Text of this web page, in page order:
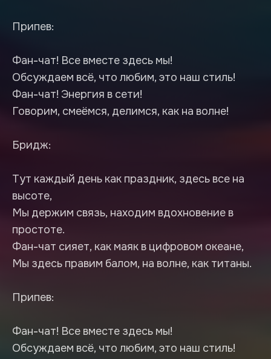
Припев:
Фан-чат! Все вместе здесь мы!
Обсуждаем всё, что любим, это наш стиль!
Фан-чат! Энергия в сети!
Говорим, смеёмся, делимся, как на волне!
Бридж:
Тут каждый день как праздник, здесь все на
высоте,
Мы держим связь, находим вдохновение в
простоте.
Фан-чат сияет, как маяк в цифровом океане,
Мы здесь правим балом, на волне, как титаны.
Припев:
Фан-чат! Все вместе здесь мы!
Обсуждаем всё, что любим, это наш стиль!